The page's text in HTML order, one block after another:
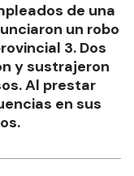
de una
un robo
3. Dos
y sustrajeron
Al prestar
en sus